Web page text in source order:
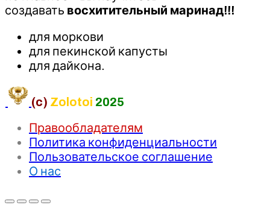
создавать восхитительный маринад!!!
для моркови
для пекинской капусты
для дайкона.
(c) Zolotoi 2025
Правообладателям
Политика конфиденциальности
Пользовательское соглашение
О нас